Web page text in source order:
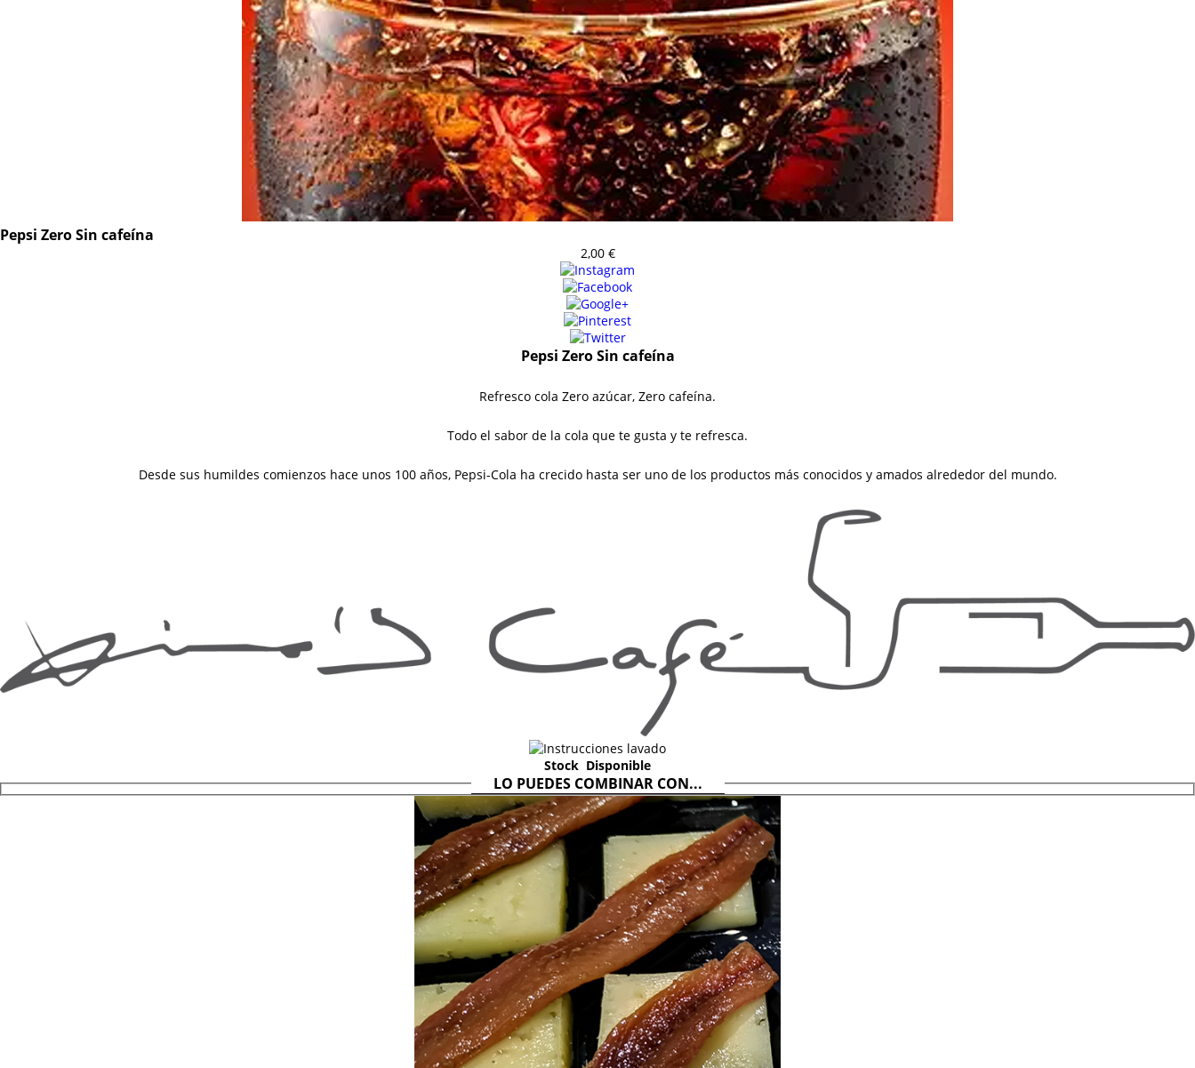
Pepsi Zero Sin cafeína
2,00 €
Pepsi Zero Sin cafeína
Refresco cola Zero azúcar, Zero cafeína.
Todo el sabor de la cola que te gusta y te refresca.
Desde sus humildes comienzos hace unos 100 años, Pepsi-Cola ha crecido hasta ser uno de los productos más conocidos y amados alrededor del mundo.
Stock Disponible
LO PUEDES COMBINAR CON...